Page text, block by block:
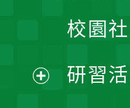
校園
研習